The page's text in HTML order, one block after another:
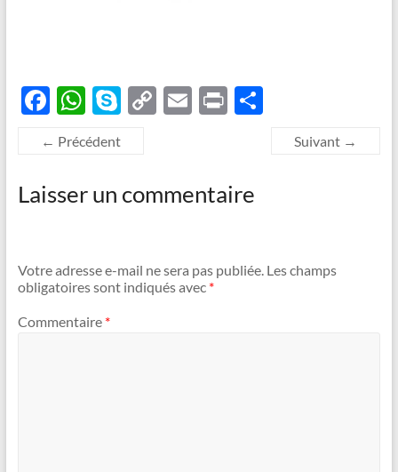
F
ac
e
b
o
k
W
h
at
s
A
p
S
y
p
e
C
y
Li
k
E P P
← Précédent Suivant →
Laisser un commentaire
Votre adresse e-mail ne sera pas publiée. Les champs
obligatoires sont indiqués avec *
Commentaire *